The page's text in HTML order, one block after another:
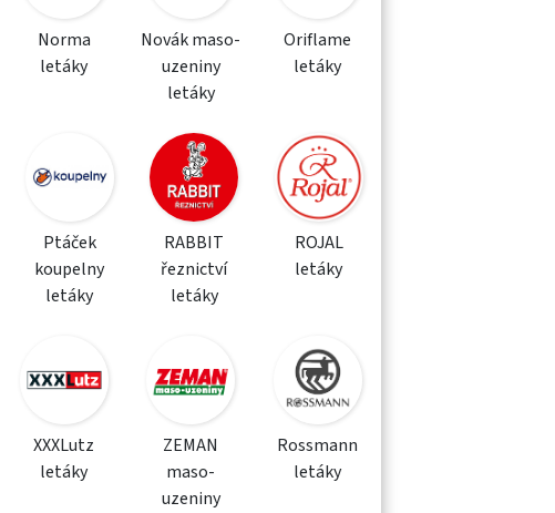
Norma
letáky
Novák maso-
uzeniny
letáky
Oriflame
letáky
Ptáček
koupelny
letáky
RABBIT
řeznictví
letáky
ROJAL
letáky
XXXLutz
letáky
ZEMAN
maso-
uzeniny
Rossmann
letáky